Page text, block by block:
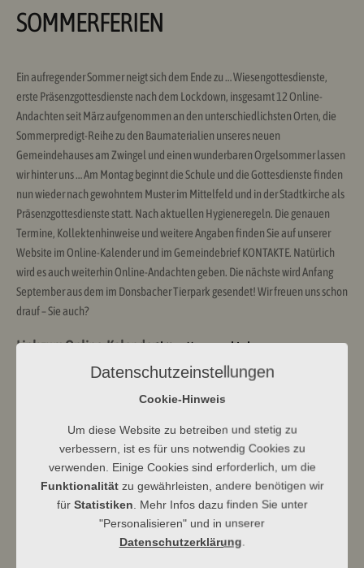
SOMMERFERIEN
Ein aufregender Sommer neigt sich dem Ende zu … Wiesengottesdienste,
erste Präsenzgottesdienste nach dem Lockdown, insgesamt 12 Online-
Andachten seit März aufgenommen an den unterschiedlichsten Orten, die
Sommerpredigt-Reihe zu den Baumaterialien unseres neuen
Gemeindehauses am Zwingel und einen wunderbaren Orgelsommer lassen
wir hinter uns … Am Montag beginnt die Schule und die Gottesdienste finden
nun wieder nach gewohntem Muster im Mittelfeld und in der Stadtkirche als
Präsenzgottesdienste statt. Nach aktuellen Hygieneregeln. Die genauen
Termine, Kollektenhinweise und weitere Angaben finden Sie auf unserer
Website im Online-Kalender und im Gemeindebrief KONTAKTE. Natürlich
wird es auch weiterhin Online-Andachten geben. Die nächste wird Anfang
September aus dem im Donsbacher Tierpark gesendet! Wir freuen uns schon
drauf – Sie auch?
Link zum Online-Kalender:https://www.ev-kirche-
dillenburg.de/veranstaltungen/
Kommender Gottesdienst:
Datenschutzeinstellungen
Cookie-Hinweis
Um diese Website zu betreiben und stetig zu
verbessern, ist es für uns notwendig Cookies zu
verwenden. Einige Cookies sind erforderlich, um die
Funktionalitätzu gewährleisten, andere benötigen wir
für Statistiken . Mehr Infos dazu finden Sie unter
"Personalisieren" und in unserer
Datenschutzerklärung